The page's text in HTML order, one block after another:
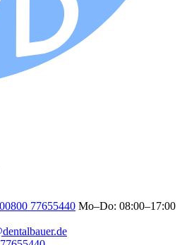
00800 77655440 Mo–Do: 08:00–17:00